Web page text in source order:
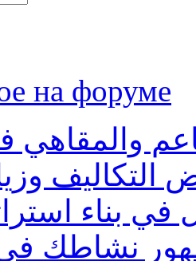
на форуме
بناء
نشاطك